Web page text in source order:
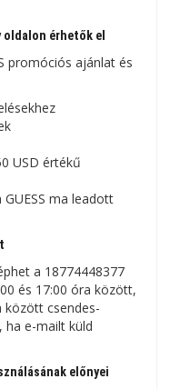
oldalon érhetők el
promóciós ajánlat és
USD értékű
ma leadott
a 18774448377
és 17:00 óra között,
között csendes-
ha e-mailt küld
előnyei